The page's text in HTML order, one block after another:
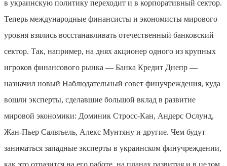
в украинскую политику переходит и в корпоративный сектор.
Теперь международные финансисты и экономисты мирового
уровня взялись восстанавливать отечественный банковский
сектор. Так, например, на днях акционер одного из крупных
игроков финансового рынка — Банка Кредит Днепр —
назначил новый Наблюдательный совет финучреждения, куда
вошли эксперты, сделавшие большой вклад в развитие
мировой экономики: Доминик Стросс-Кан, Андерс Ослунд,
Жан-Пьер Сальтьель, Алекс Мунтяну и другие. Чем будут
заниматься западные эксперты в украинском финучреждении,